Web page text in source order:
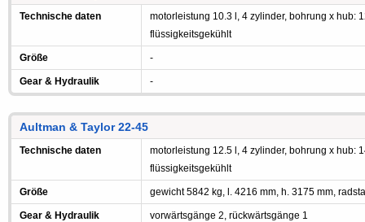
Technische daten
motorleistung 10.3 l, 4 zylinder, bohrung x hub:
flüssigkeitsgekühlt
Größe -
Gear & Hydraulik -
Aultman & Taylor 22-45
Technische daten
motorleistung 12.5 l, 4 zylinder, bohrung x hub:
flüssigkeitsgekühlt
Größe gewicht 5842 kg, l. 4216 mm, h. 3175 mm,
Gear & Hydraulik vorwärtsgänge 2, rückwärtsgänge 1